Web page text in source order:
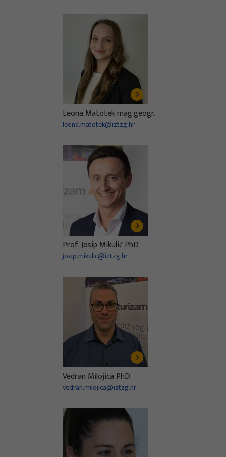
Leona Matotek mag.geogr.
leona.matotek@iztzg.hr
Prof. Josip Mikulić PhD
josip.mikulic@iztzg.hr
Vedran Milojica PhD
vedran.milojica@iztzg.hr